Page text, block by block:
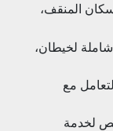
المنقف،
لخيطان،
مع
لخدمة